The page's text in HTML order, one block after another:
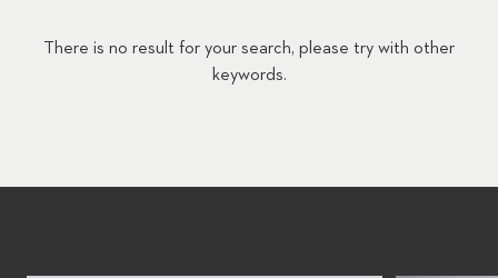
There is no result for your search, please try with other
keywords.